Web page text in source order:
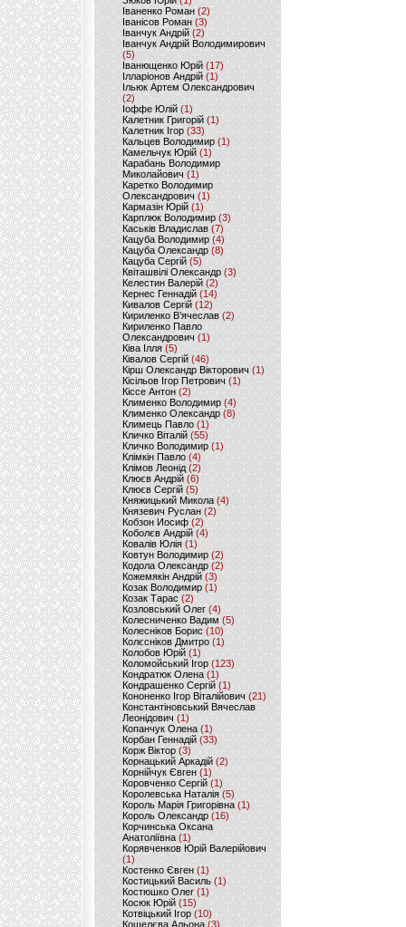
Іваненко Роман (2)
Іванісов Роман (3)
Іванчук Андрій(2)
Іванчук Андрій Володимирович
(5)
Іванющенко Юрій (17)
Ілларіонов Андрій (1)
Ільюк Артем Олександрович
(2)
Іоффе Юлій (1)
Калетник Григорій(1)
Калетник Ігор (33)
Кальцев Володимир(1)
Камельчук Юрій (1)
Карабань Володимир
Миколайович (1)
Каретко Володимир
Олександрович (1)
Кармазін Юрій(1)
Карплюк Володимир(3)
Каськів Владислав (7)
Кацуба Володимир (4)
Кацуба Олександр (8)
Кацуба Сергій (5)
Квіташвілі Олександр(3)
Келестин Валерій(2)
Кернес Геннадій (14)
Кивалов Сергій (12)
Кириленко В’ячеслав (2)
Кириленко Павло
Олександрович (1)
Ківа Ілля (5)
Ківалов Сергій(46)
Кірш Олександр Вікторович (1)
Кісільов Ігор Петрович (1)
Кіссе Антон (2)
Клименко Володимир(4)
Клименко Олександр (8)
Климець Павло (1)
Кличко Віталій(55)
Кличко Володимир (1)
Клімкін Павло (4)
Клімов Леонід(2)
Клюєв Андрій(6)
Клюєв Сергій (5)
Княжицький Микола(4)
Князевич Руслан (2)
Кобзон Иосиф(2)
Коболєв Андрій (4)
Ковалів Юлія(1)
Ковтун Володимир (2)
Кодола Олександр (2)
Кожемякін Андрій (3)
Козак Володимир (1)
Козак Тарас (2)
Козловський Олег(4)
Колесниченко Вадим (5)
Колесніков Борис (10)
Колєсніков Дмитро (1)
Колобов Юрій (1)
Коломойський Ігор (123)
Кондратюк Олена(1)
Кондрашенко Сергій (1)
Кононенко Ігор Віталійович (21)
Константіновський Вячеслав
Леонідович (1)
Копанчук Олена (1)
Корбан Геннадій (33)
Корж Віктор (3)
Корнацький Аркадій (2)
Корнійчук Євген (1)
Коровченко Сергій (1)
Королевська Наталія(5)
Король Марія Григорівна (1)
Король Олександр (16)
Корчинська Оксана
Анатоліївна (1)
Корявченков Юрій Валерійович
(1)
Костенко Євген (1)
Костицький Василь (1)
Костюшко Олег (1)
Косюк Юрій (15)
Котвіцький Ігор (10)
Кошелєва Альона(3)